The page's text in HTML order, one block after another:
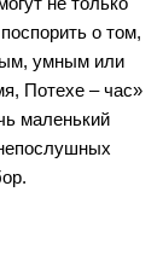
о том,
умным или
Потехе – час»
маленький